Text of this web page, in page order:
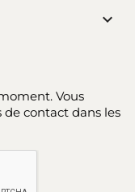

Vous
contact dans les